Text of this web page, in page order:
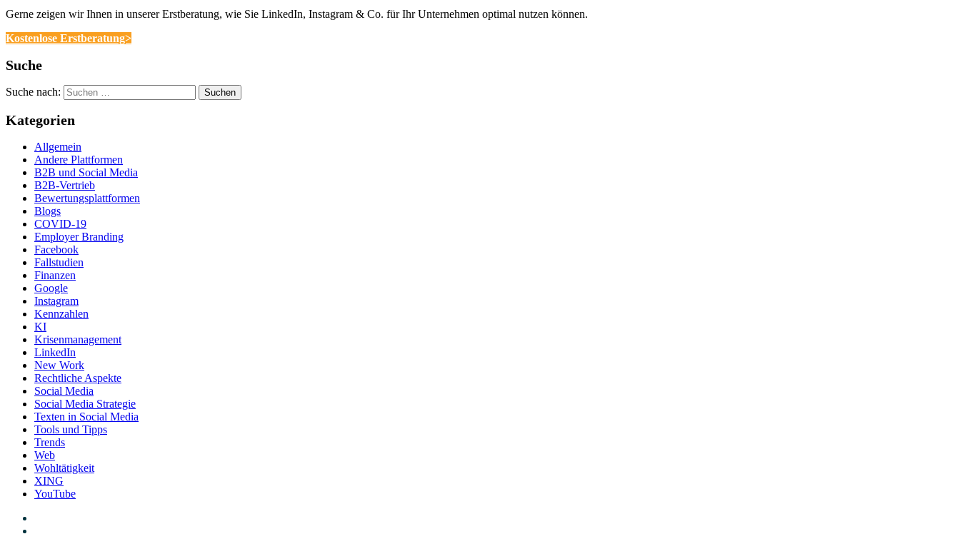
Gerne zeigen wir Ihnen in unserer Erstberatung, wie Sie LinkedIn, Instagram & Co. für Ihr Unternehmen optimal nutzen können.
Kostenlose Erstberatung>
Suche
Suche nach:
Kategorien
Allgemein
Andere Plattformen
B2B und Social Media
B2B-Vertrieb
Bewertungsplattformen
Blogs
COVID-19
Employer Branding
Facebook
Fallstudien
Finanzen
Google
Instagram
Kennzahlen
KI
Krisenmanagement
LinkedIn
New Work
Rechtliche Aspekte
Social Media
Social Media Strategie
Texten in Social Media
Tools und Tipps
Trends
Web
Wohltätigkeit
XING
YouTube